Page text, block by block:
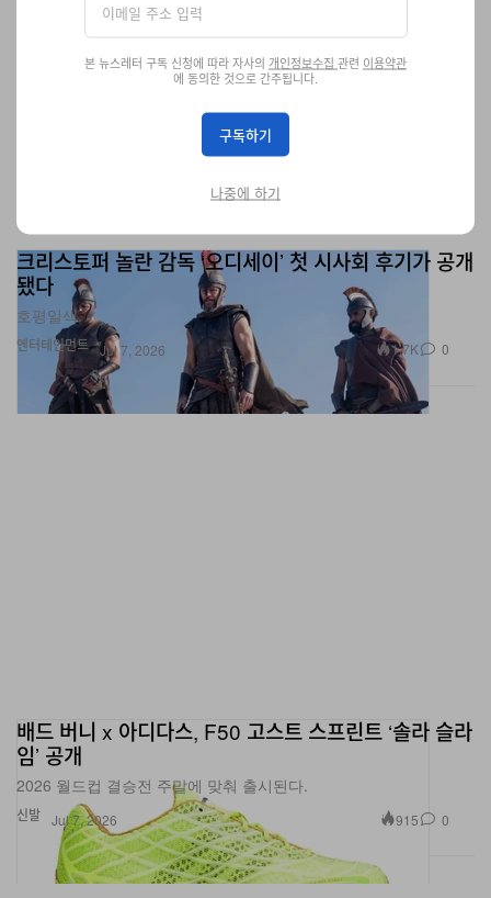
엔터테인먼트
크리스토퍼 놀란 감독 ‘오디세이’ 첫 시사회 후기가 공개
됐다
호평일색.
신발
임’ 공개
2026 월드컵 결승전 주말에 맞춰 출시된다.
Jul 7, 2026
본 뉴스레터 구독 신청에 따라 자사의 개인정보수집 관련 이용약관
에 동의한 것으로 간주됩니다.
구독하기
나중에 하기